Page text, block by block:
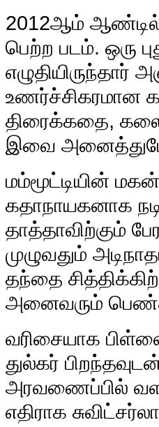
2012ஆம் ஆண்டில்
பெற்ற படம். ஒரு
உணர்ச்சிகரமான
திரைக்கதை,
இவை
மம்மூட்டியின்
கதாநாயகனாக
தாத்தாவிற்கும்
முழுவதும்
தந்தை
அனைவரும்
வரிசையாக
துல்கர்
அரவணைப்பில்
எதிராக